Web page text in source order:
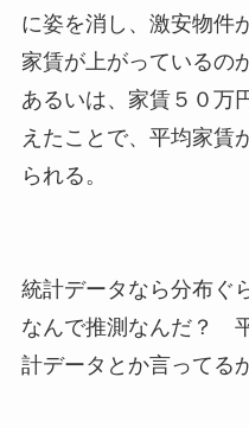
に姿を消し、激安物件
家賃が上がっているの
あるいは、家賃５０万
えたことで、平均家賃
られる。
統計データなら分布ぐ
なんで推測なんだ？
計データとか言ってる